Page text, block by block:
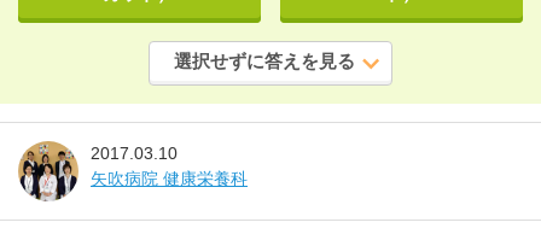
選択せずに答えを見る
2017.03.10
矢吹病院 健康栄養科